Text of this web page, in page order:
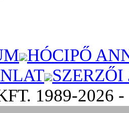
HÓCIPŐ
SZERZŐI
1989-2026